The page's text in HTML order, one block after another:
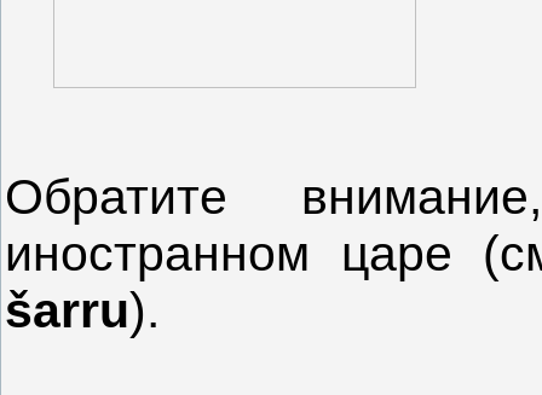
Обратите
иностранном царе
šarru).